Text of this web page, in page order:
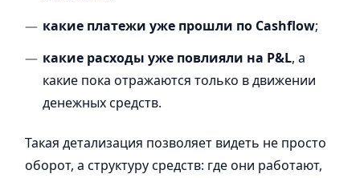
какие платежи уже прошли по Cashflow;
какие расходы уже повлияли на P&L, а
какие пока отражаются только в движении
денежных средств.
Такая детализация позволяет видеть не просто
оборот, а структуру средств: где они работают,